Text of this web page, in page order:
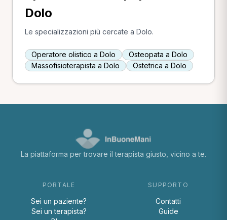
Dolo
Le specializzazioni più cercate a Dolo.
Operatore olistico a Dolo
Osteopata a Dolo
Massofisioterapista a Dolo
Ostetrica a Dolo
La piattaforma per trovare il terapista giusto, vicino a te.
PORTALE
Sei un paziente?
Sei un terapista?
SUPPORTO
Contatti
Guide